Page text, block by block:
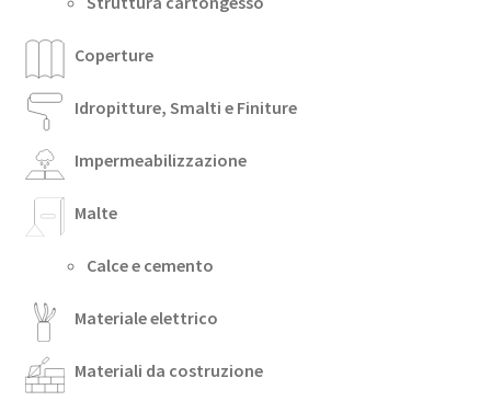
Coperture
Idropitture, Smalti e Finiture
Impermeabilizzazione
Malte
Calce e cemento
Materiale elettrico
Materiali da costruzione